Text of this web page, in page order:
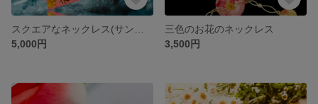
5,000円
三色のお花のネックレス
3,500円